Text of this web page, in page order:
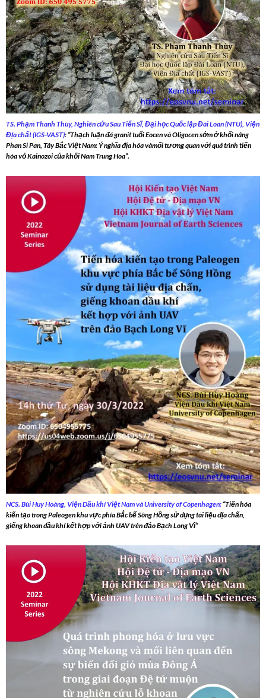
TS. Phạm Thanh Thùy, Nghiên cứu Sau Tiến Sĩ, Đại học Quốc lập Đài Loan (NTU), Viện
Địa chất (IGS-VAST): “Thạch luận đá granit tuổi Eocen và Oligocen sớm ở khối nâng
Phan Si Pan, Tây Bắc Việt Nam: Ý nghĩa địa hóa vàmối tương quan với quá trình tiến
hóa vỏ Kainozoi của khối Nam Trung Hoa”.
NCS. Bùi Huy Hoàng, Viện Dầu khí Việt Nam và University of Copenhagen: “Tiến hóa
kiến tạo trong Paleogen khu vực phía Bắc bể Sông Hồng sử dụng tài liệu địa chấn,
giếng khoan dầu khí kết hợp với ảnh UAV trên đảo Bạch Long Vĩ”